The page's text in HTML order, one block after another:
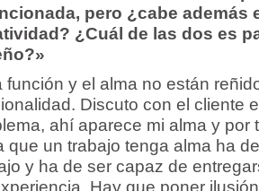
pero ¿cabe además
¿Cuál de las dos es
función y el alma no están
Discuto con el cliente
ahí aparece mi alma y por
que un trabajo tenga alma ha
y ha de ser capaz de
Hay que poner